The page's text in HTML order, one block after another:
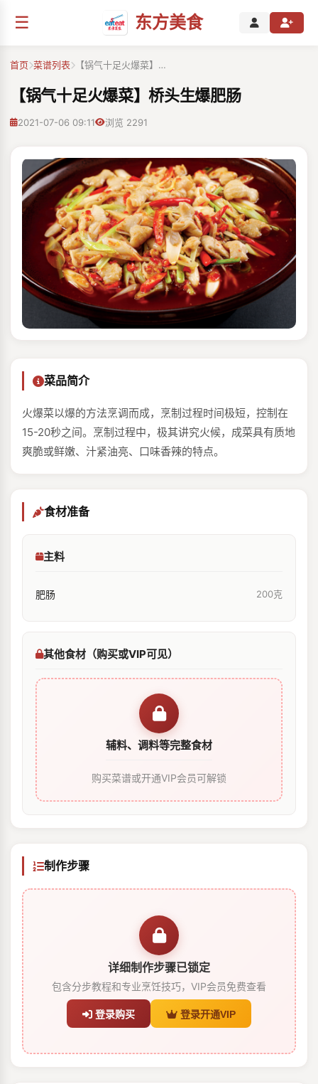
☰ 东方美食
首页 菜谱列表 【锅气十足火爆菜】…
【锅气十足火爆菜】桥头生爆肥肠
2021-07-06 09:11 浏览 2291
菜品简介
火爆菜以爆的方法烹调而成，烹制过程时间极短，控制在
15-20秒之间。烹制过程中，极其讲究火候，成菜具有质地
爽脆或鲜嫩、汁紧油亮、口味香辣的特点。
食材准备
主料
肥肠 200克
其他食材（购买或VIP可见）
辅料、调料等完整食材
购买菜谱或开通VIP会员可解锁
制作步骤
详细制作步骤已锁定
包含分步教程和专业烹饪技巧，VIP会员免费查看
登录购买 登录开通VIP